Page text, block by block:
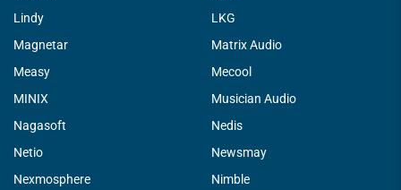
Lindy
LKG
Magnetar
Matrix Audio
Measy
Mecool
MINIX
Musician Audio
Nagasoft
Nedis
Netio
Newsmay
Nexmosphere
Nimble